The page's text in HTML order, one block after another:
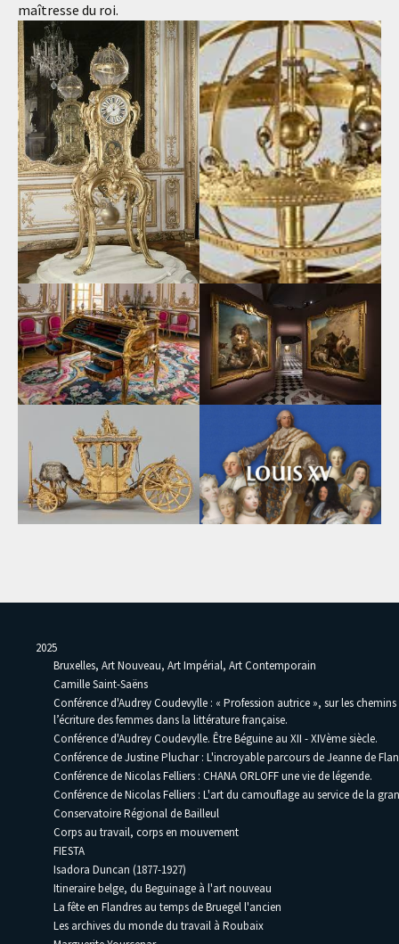
maîtresse du roi.
2025
Bruxelles, Art Nouveau, Art Impérial, Art Contemporain
Camille Saint-Saëns
Conférence d'Audrey Coudevylle : « Profession autrice », sur les
l’écriture des femmes dans la littérature française.
Conférence d'Audrey Coudevylle. Être Béguine au XII - XIVème siècle.
Conférence de Justine Pluchar : L'incroyable parcours de Jeanne de
Conférence de Nicolas Felliers : CHANA ORLOFF une vie de légende.
Conférence de Nicolas Felliers : L'art du camouflage au service de la
Conservatoire Régional de Bailleul
Corps au travail, corps en mouvement
FIESTA
Isadora Duncan (1877-1927)
Itineraire belge, du Beguinage à l'art nouveau
La fête en Flandres au temps de Bruegel l'ancien
Les archives du monde du travail à Roubaix